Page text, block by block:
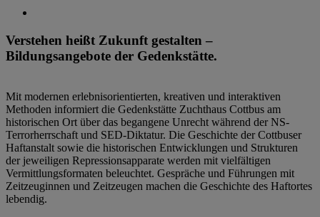
Verstehen heißt Zukunft gestalten –
Bildungsangebote der Gedenkstätte.
Mit modernen erlebnisorientierten, kreativen und interaktiven
Methoden informiert die Gedenkstätte Zuchthaus Cottbus am
historischen Ort über das begangene Unrecht während der NS-
Terrorherrschaft und SED-Diktatur. Die Geschichte der Cottbuser
Haftanstalt sowie die historischen Entwicklungen und Strukturen
der jeweiligen Repressionsapparate werden mit vielfältigen
Vermittlungsformaten beleuchtet. Gespräche und Führungen mit
Zeitzeuginnen und Zeitzeugen machen die Geschichte des Haftortes
lebendig.